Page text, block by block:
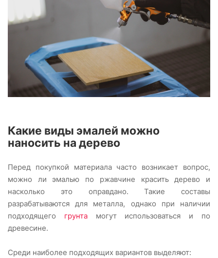
Какие виды эмалей можно
наносить на дерево
Перед покупкой материала часто возникает вопрос,
можно ли эмалью по ржавчине красить дерево и
насколько это оправдано. Такие составы
разрабатываются для металла, однако при наличии
подходящего грунтамогут использоваться и по
древесине.
Среди наиболее подходящих вариантов выделяют: